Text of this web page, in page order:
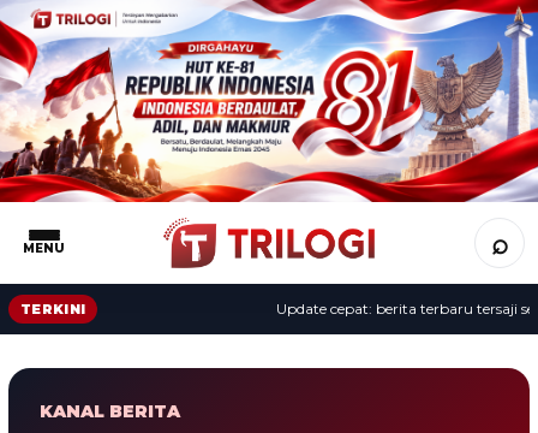
MENU ⌕
TERKINI Update cepat: berita terbaru tersaji
KANAL BERITA